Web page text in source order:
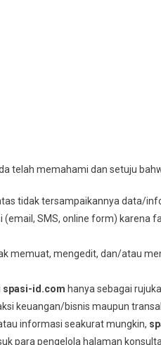
telah memahami dan setuju
tidak tersampaikannya data/
SMS, online form) karena
memuat, mengedit, dan/atau
spasi-id .com hanya sebagai
keuangan/bisnis maupun
informasi seakurat mungkin,
para pengelola halaman